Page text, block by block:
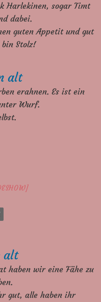
Harlekinen, sogar Timt
dabei.
guten Appetit und gut
bin Stolz!
alt
erahnen. Es ist ein
Wurf.
alt
haben wir eine Fähe zu
gut, alle haben ihr